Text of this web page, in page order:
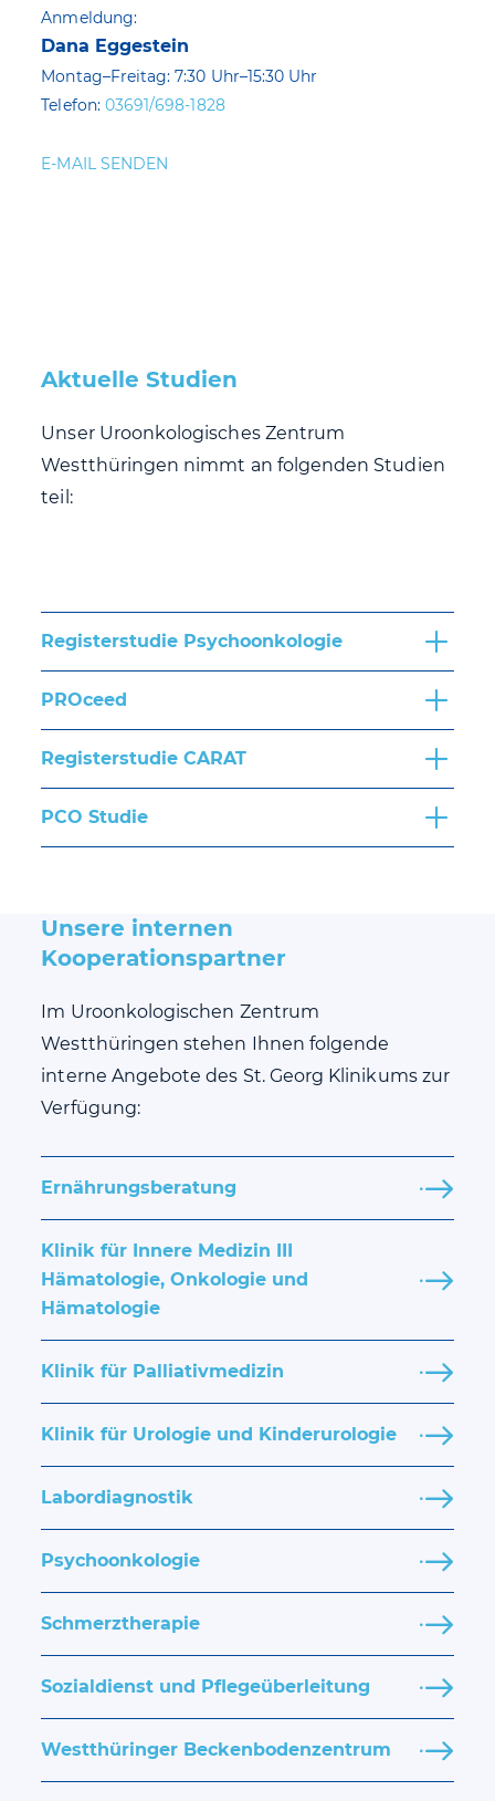
Anmeldung:
Dana Eggestein
Montag–Freitag: 7:30 Uhr–15:30 Uhr
Telefon: 03691/698-1828
E-MAIL SENDEN
Aktuelle Studien
Unser Uroonkologisches Zentrum
Westthüringen nimmt an folgenden Studien
teil:
Registerstudie Psychoonkologie
PROceed
Registerstudie CARAT
PCO Studie
Unsere internen
Kooperationspartner
Im Uroonkologischen Zentrum
Westthüringen stehen Ihnen folgende
interne Angebote des St. Georg Klinikums zur
Verfügung:
Ernährungsberatung
Klinik für Innere Medizin III
Hämatologie, Onkologie und
Hämatologie
Klinik für Palliativmedizin
Klinik für Urologie und Kinderurologie
Labordiagnostik
Psychoonkologie
Schmerztherapie
Sozialdienst und Pflegeüberleitung
Westthüringer Beckenbodenzentrum